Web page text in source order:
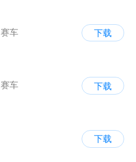
赛车
下载
赛车
下载
下载